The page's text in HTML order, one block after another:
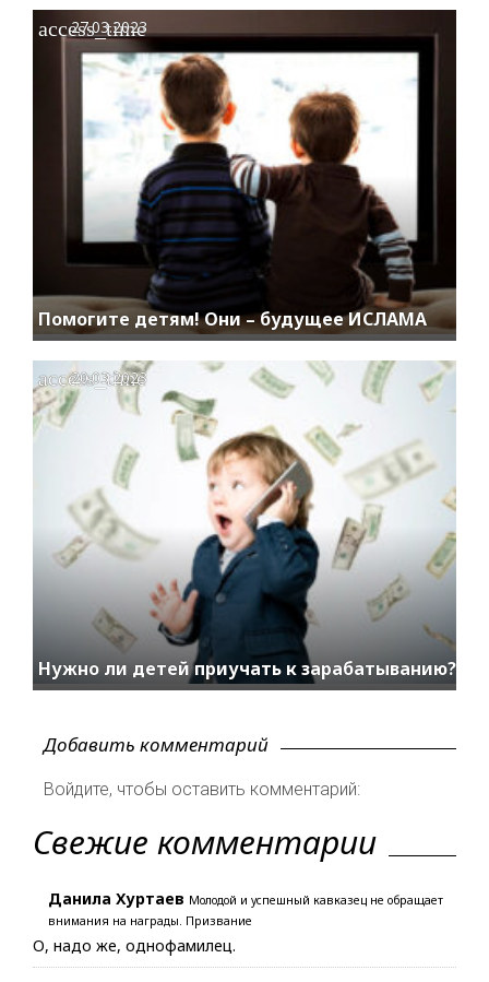
Помогите детям! Они – будущее ИСЛАМА
access_time
27.03.2023
Нужно ли детей приучать к зарабатыванию?
access_time
20.03.2023
Добавить комментарий
Войдите, чтобы оставить комментарий:
Свежие комментарии
Данила Хуртаев Молодой и успешный кавказец не обращает
внимания на награды. Призвание
О, надо же, однофамилец.